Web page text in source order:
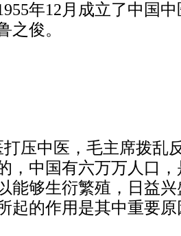
年12月成立了中国
之俊。
压中医，毛主席拨乱
，中国有六万万人口
能够生衍繁殖，日益
起的作用是其中重要